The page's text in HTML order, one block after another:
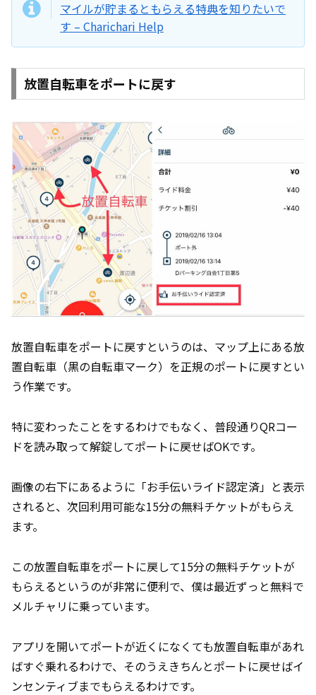
マイルが貯まるともらえる特典を知りたいで
す – Charichari Help
放置自転車をポートに戻す
放置自転車をポートに戻すというのは、マップ上にある放
置自転車（黒の自転車マーク）を正規のポートに戻すとい
う作業です。
特に変わったことをするわけでもなく、普段通りQRコー
ドを読み取って解錠してポートに戻せばOKです。
画像の右下にあるように「お手伝いライド認定済」と表示
されると、次回利用可能な15分の無料チケットがもらえ
ます。
この放置自転車をポートに戻して15分の無料チケットが
もらえるというのが非常に便利で、僕は最近ずっと無料で
メルチャリに乗っています。
アプリを開いてポートが近くになくても放置自転車があれ
ばすぐ乗れるわけで、そのうえきちんとポートに戻せばイ
ンセンティブまでもらえるわけです。